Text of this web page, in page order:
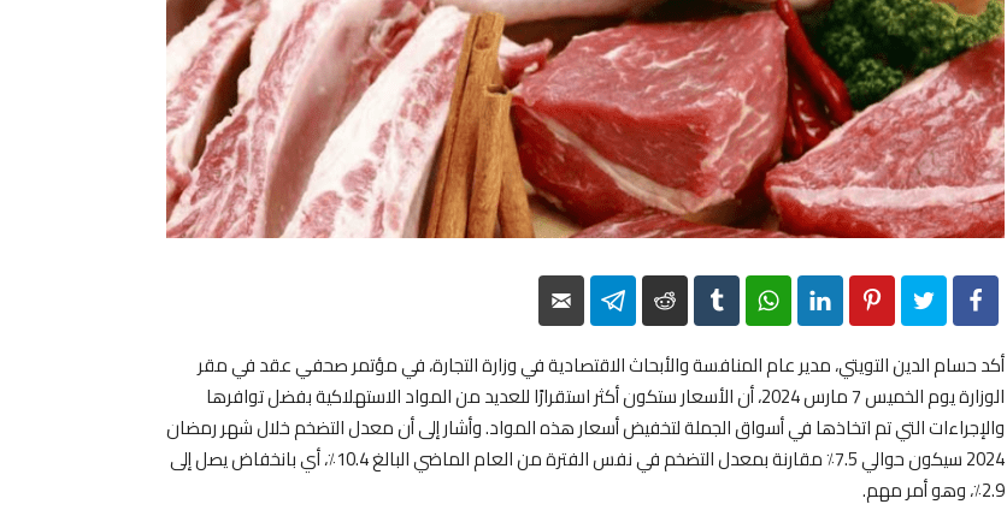
Facebook
Twitter
Pinterest
LinkedIn
WhatsApp
Tumblr
Reddit
Telegram
أكد حسام الدين التويتي، مدير عام المنافسة والأبحاث الاقتصادية في وزارة التجارة، في مؤتمر صحفي عقد في مقر
الوزارة يوم الخميس 7 مارس 2024، أن الأسعار ستكون أكثر استقرارًا للعديد من المواد الاستهلاكية بفضل توافرها
والإجراءات التي تم اتخاذها في أسواق الجملة لتخفيض أسعار هذه المواد. وأشار إلى أن معدل التضخم خلال شهر رمضان
2024 سيكون حوالي 7.5٪ مقارنة بمعدل التضخم في نفس الفترة من العام الماضي البالغ 10.4٪، أي بانخفاض يصل إلى
2.9٪، وهو أمر مهم.